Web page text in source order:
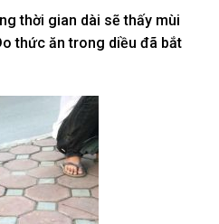
thời gian dài sẽ thấy mùi
thức ăn trong diều đã bắt